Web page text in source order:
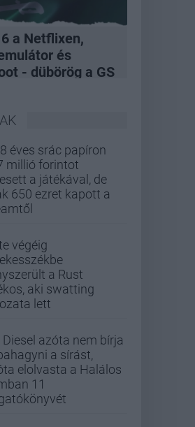
a Netflixen,
és
- dübörög a GS
éves srác papíron
millió forintot
a játékával, de
650 ezret kapott a
végéig
a Rust
aki swatting
lett
Diesel azóta nem bírja
a sírást,
elolvasta a Halálos
11